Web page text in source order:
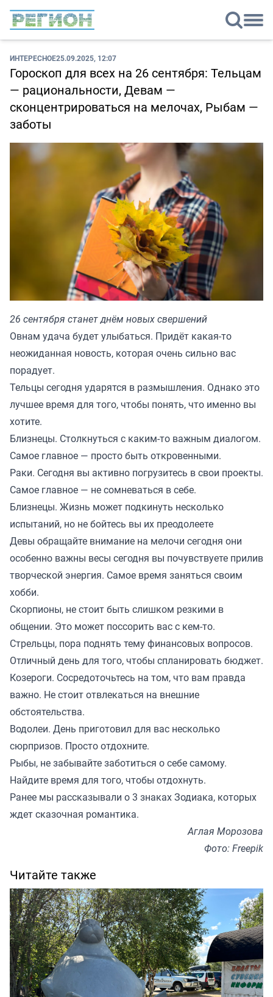
ИНТЕРЕСНОЕ25.09.2025, 12:07
Гороскоп для всех на 26 сентября: Тельцам
— рациональности, Девам —
сконцентрироваться на мелочах, Рыбам —
заботы
26 сентября станет днём новых свершений
Овнам удача будет улыбаться. Придёт какая-то
неожиданная новость, которая очень сильно вас
порадует.
Тельцы сегодня ударятся в размышления. Однако это
лучшее время для того, чтобы понять, что именно вы
хотите.
Близнецы. Столкнуться с каким-то важным диалогом.
Самое главное — просто быть откровенными.
Раки. Сегодня вы активно погрузитесь в свои проекты.
Самое главное — не сомневаться в себе.
Близнецы. Жизнь может подкинуть несколько
испытаний, но не бойтесь вы их преодолеете
Девы обращайте внимание на мелочи сегодня они
особенно важны весы сегодня вы почувствуете прилив
творческой энергия. Самое время заняться своим
хобби.
Скорпионы, не стоит быть слишком резкими в
общении. Это может поссорить вас с кем-то.
Стрельцы, пора поднять тему финансовых вопросов.
Отличный день для того, чтобы спланировать бюджет.
Козероги. Сосредоточьтесь на том, что вам правда
важно. Не стоит отвлекаться на внешние
обстоятельства.
Водолеи. День приготовил для вас несколько
сюрпризов. Просто отдохните.
Рыбы, не забывайте заботиться о себе самому.
Найдите время для того, чтобы отдохнуть.
Ранее мы рассказывали о 3 знаках Зодиака, которых
ждет сказочная романтика.
Аглая Морозова
Фото: Freepik
Читайте также